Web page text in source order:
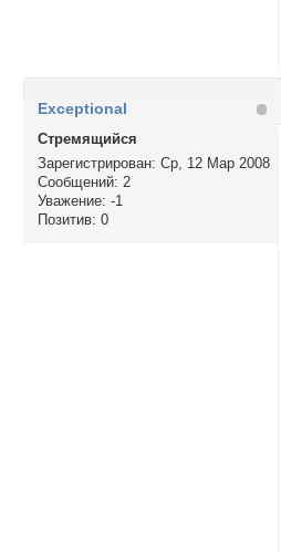
Exceptional
Стремящийся
Зарегистрирован: Ср, 12 Мар 2008
Сообщений: 2
Уважение: -1
Позитив: 0